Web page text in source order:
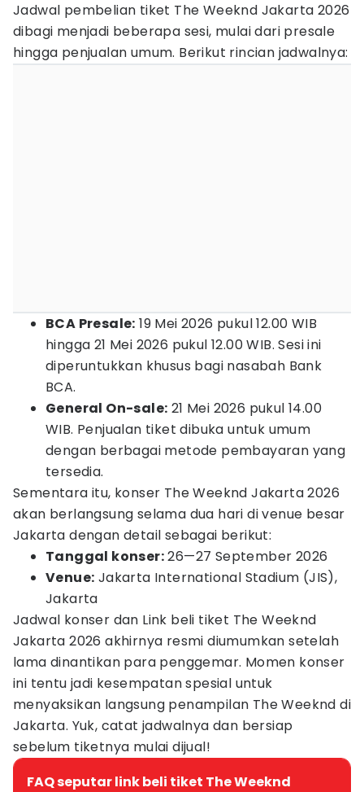
Jadwal pembelian tiket The Weeknd Jakarta 2026
dibagi menjadi beberapa sesi, mulai dari presale
hingga penjualan umum. Berikut rincian jadwalnya:
BCA Presale: 19 Mei 2026 pukul 12.00 WIB
hingga 21 Mei 2026 pukul 12.00 WIB. Sesi ini
diperuntukkan khusus bagi nasabah Bank
BCA.
General On-sale: 21 Mei 2026 pukul 14.00
WIB. Penjualan tiket dibuka untuk umum
dengan berbagai metode pembayaran yang
tersedia.
Sementara itu, konser The Weeknd Jakarta 2026
akan berlangsung selama dua hari di venue besar
Jakarta dengan detail sebagai berikut:
Tanggal konser:26—27 September 2026
Venue: Jakarta International Stadium (JIS),
Jakarta
Jadwal konser dan Link beli tiket The Weeknd
Jakarta 2026 akhirnya resmi diumumkan setelah
lama dinantikan para penggemar. Momen konser
ini tentu jadi kesempatan spesial untuk
menyaksikan langsung penampilan The Weeknd di
Jakarta. Yuk, catat jadwalnya dan bersiap
sebelum tiketnya mulai dijual!
FAQ seputar link beli tiket The Weeknd